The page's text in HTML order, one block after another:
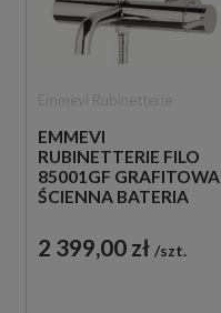
EMMEVI
RUBINETTERIE FILO
85001GF GRAFITOWA
ŚCIENNA BATERIA
2 399,00 zł szt.